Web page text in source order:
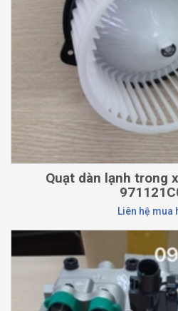
Quạt dàn lạnh trong
Liên hệ mua